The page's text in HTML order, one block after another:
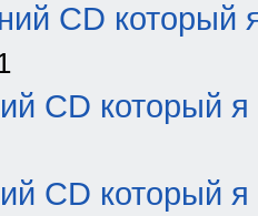
CD который
CD который я
CD который я